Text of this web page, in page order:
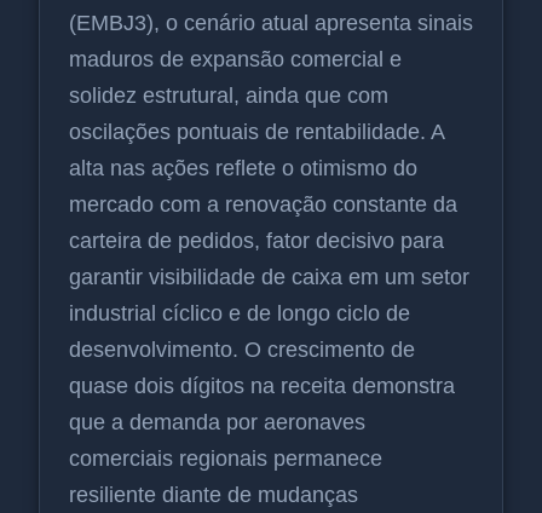
(EMBJ3), o cenário atual apresenta sinais
maduros de expansão comercial e
solidez estrutural, ainda que com
oscilações pontuais de rentabilidade. A
alta nas ações reflete o otimismo do
mercado com a renovação constante da
carteira de pedidos, fator decisivo para
garantir visibilidade de caixa em um setor
industrial cíclico e de longo ciclo de
desenvolvimento. O crescimento de
quase dois dígitos na receita demonstra
que a demanda por aeronaves
comerciais regionais permanece
resiliente diante de mudanças